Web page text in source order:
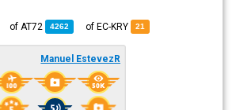
21
4262
AT72
Manuel EstevezR